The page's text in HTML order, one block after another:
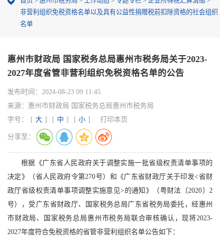
非营利组织免税资格名单以及具有公益性捐赠税前扣除资格的社会组织
名单
惠州市财政局 国家税务总局惠州市税务局关于2023-
2027年度省管非营利组织免税资格名单的公告
发布时间： 2024-08-23 09:11:45
来源： 惠州市财政局 国家税务总局惠州市税务局
字号：
[ 大 ] [ 中 ] [ 小 ] 打印本页
分享至：
根据《广东省人民政府关于调整实施一批省级权责清单事项的
决定》（省人民政府令第270号）和《广东省财政厅关于印发<省财
政厅省级权责清单事项调整实施意见>的通知》（粤财法〔2020〕2
号），受广东省财政厅、国家税务总局广东省税务局委托，经惠州
市财政局、国家税务总局惠州市税务局联合审核确认，现将2023-
2027年度符合免税资格的省管非营利组织名单公告如下：